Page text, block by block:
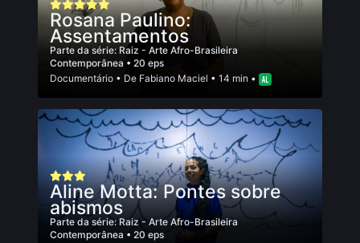
Rosana Paulino:
Assentamentos
Parte da série: Raiz - Arte Afro-Brasileira
Contemporânea • 20 eps
Documentário • De Fabiano Maciel • 14 min •
Aline Motta: Pontes sobre
abismos
Parte da série: Raiz - Arte Afro-Brasileira
Contemporânea • 20 eps